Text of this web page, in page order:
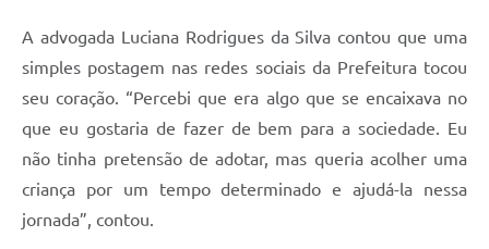
A advogada Luciana Rodrigues da Silva contou que uma
simples postagem nas redes sociais da Prefeitura tocou
seu coração. “Percebi que era algo que se encaixava no
que eu gostaria de fazer de bem para a sociedade. Eu
não tinha pretensão de adotar, mas queria acolher uma
criança por um tempo determinado e ajudá-la nessa
jornada”, contou.